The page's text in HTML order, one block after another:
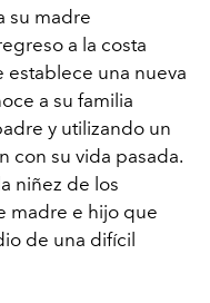
su madre
a la costa
una nueva
a su familia
y utilizando un
con su vida pasada.
niñez de los
madre e hijo que
de una difícil